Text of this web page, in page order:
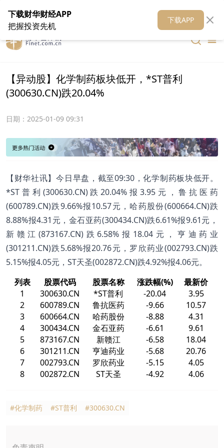
在线客服 关于我们 财华媒体矩阵 财华智库
【异动股】化学制药板块低开，*ST普利
(300630.CN)跌20.04%
日期： 2025-01-09 09:31
【财华社讯】今日早盘，截至09:30，化学制药板块低开。
*ST普利(300630.CN)跌20.04%报3.95元，鲁抗医药
(600789.CN)跌9.66%报10.57元，哈药股份(600664.CN)跌
8.88%报4.31元，金石亚药(300434.CN)跌6.61%报9.61元，
新赣江(873167.CN)跌6.58%报18.04元，亨迪药业
(301211.CN)跌5.68%报20.76元，罗欣药业(002793.CN)跌
5.15%报4.05元，ST天圣(002872.CN)跌4.92%报4.06元。
列表
股票代码 股票名称 涨跌幅(%)
最新价
1
300630.CN *ST普利 -20.04
3.95
2
600789.CN 鲁抗医药 -9.66
10.57
3
600664.CN 哈药股份 -8.88
4.31
4
300434.CN 金石亚药 -6.61
9.61
5
873167.CN 新赣江 -6.58
18.04
6
301211.CN 亨迪药业 -5.68
20.76
7
002793.CN 罗欣药业 -5.15
4.05
8
002872.CN ST天圣 -4.92 4.06
#化学制药 #ST普利 #300630.CN
下载财华财经APP
把握投资先机
下载APP